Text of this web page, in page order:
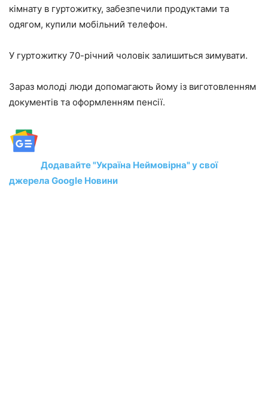
кімнату в гуртожитку, забезпечили продуктами та
одягом, купили мобільний телефон.
У гуртожитку 70-річний чоловік залишиться зимувати.
Зараз молоді люди допомагають йому із виготовленням
документів та оформленням пенсії.
Додавайте "Україна Неймовірна" у свої
джерела Google Новини